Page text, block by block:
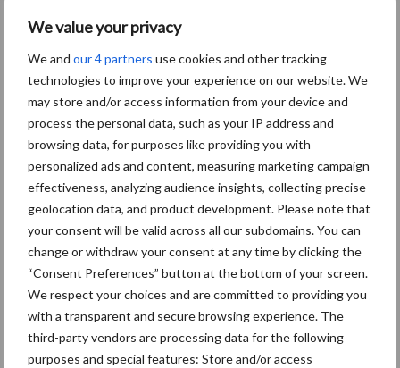
We value your privacy
We and our 4 partners use cookies and other tracking
technologies to improve your experience on our website. We
may store and/or access information from your device and
process the personal data, such as your IP address and
browsing data, for purposes like providing you with
personalized ads and content, measuring marketing campaign
effectiveness, analyzing audience insights, collecting precise
geolocation data, and product development. Please note that
your consent will be valid across all our subdomains. You can
change or withdraw your consent at any time by clicking the
“Consent Preferences” button at the bottom of your screen.
We respect your choices and are committed to providing you
with a transparent and secure browsing experience. The
third-party vendors are processing data for the following
purposes and special features: Store and/or access
geopolitiek houden handel
in de greep
“Vraag naar praktische
hygieneoplossingen is in
Polen groter dan ooit”
Themapagina
Diergezondheid Fokkerij Huisvesting